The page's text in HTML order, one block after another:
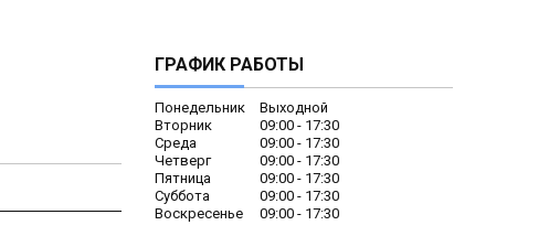
ГРАФИК РАБОТЫ
Понедельник
Выходной
Вторник
09:00
17:30
Среда
09:00
17:30
Четверг
09:00
17:30
Пятница
09:00
17:30
Суббота
09:00
17:30
Воскресенье
09:00 17:30